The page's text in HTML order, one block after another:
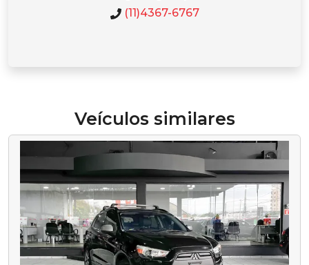
(11)4367-6767
Veículos similares